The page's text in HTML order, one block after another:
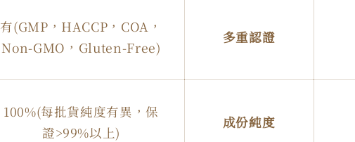
有(GMP，HACCP，COA，
Non-GMO，Gluten-Free)
多重認證
100%(每批貨純度有異，保
證>99%以上)
成份純度